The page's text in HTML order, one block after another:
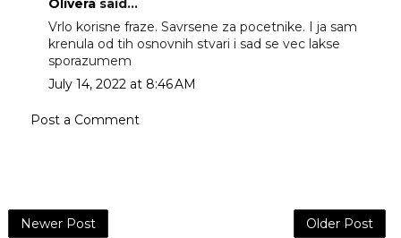
Oliverasaid...
Vrlo korisne fraze. Savrsene za pocetnike. I ja sam
krenula od tih osnovnih stvari i sad se vec lakse
sporazumem
July 14, 2022 at 8:46 AM
Post a Comment
Newer Post Older Post